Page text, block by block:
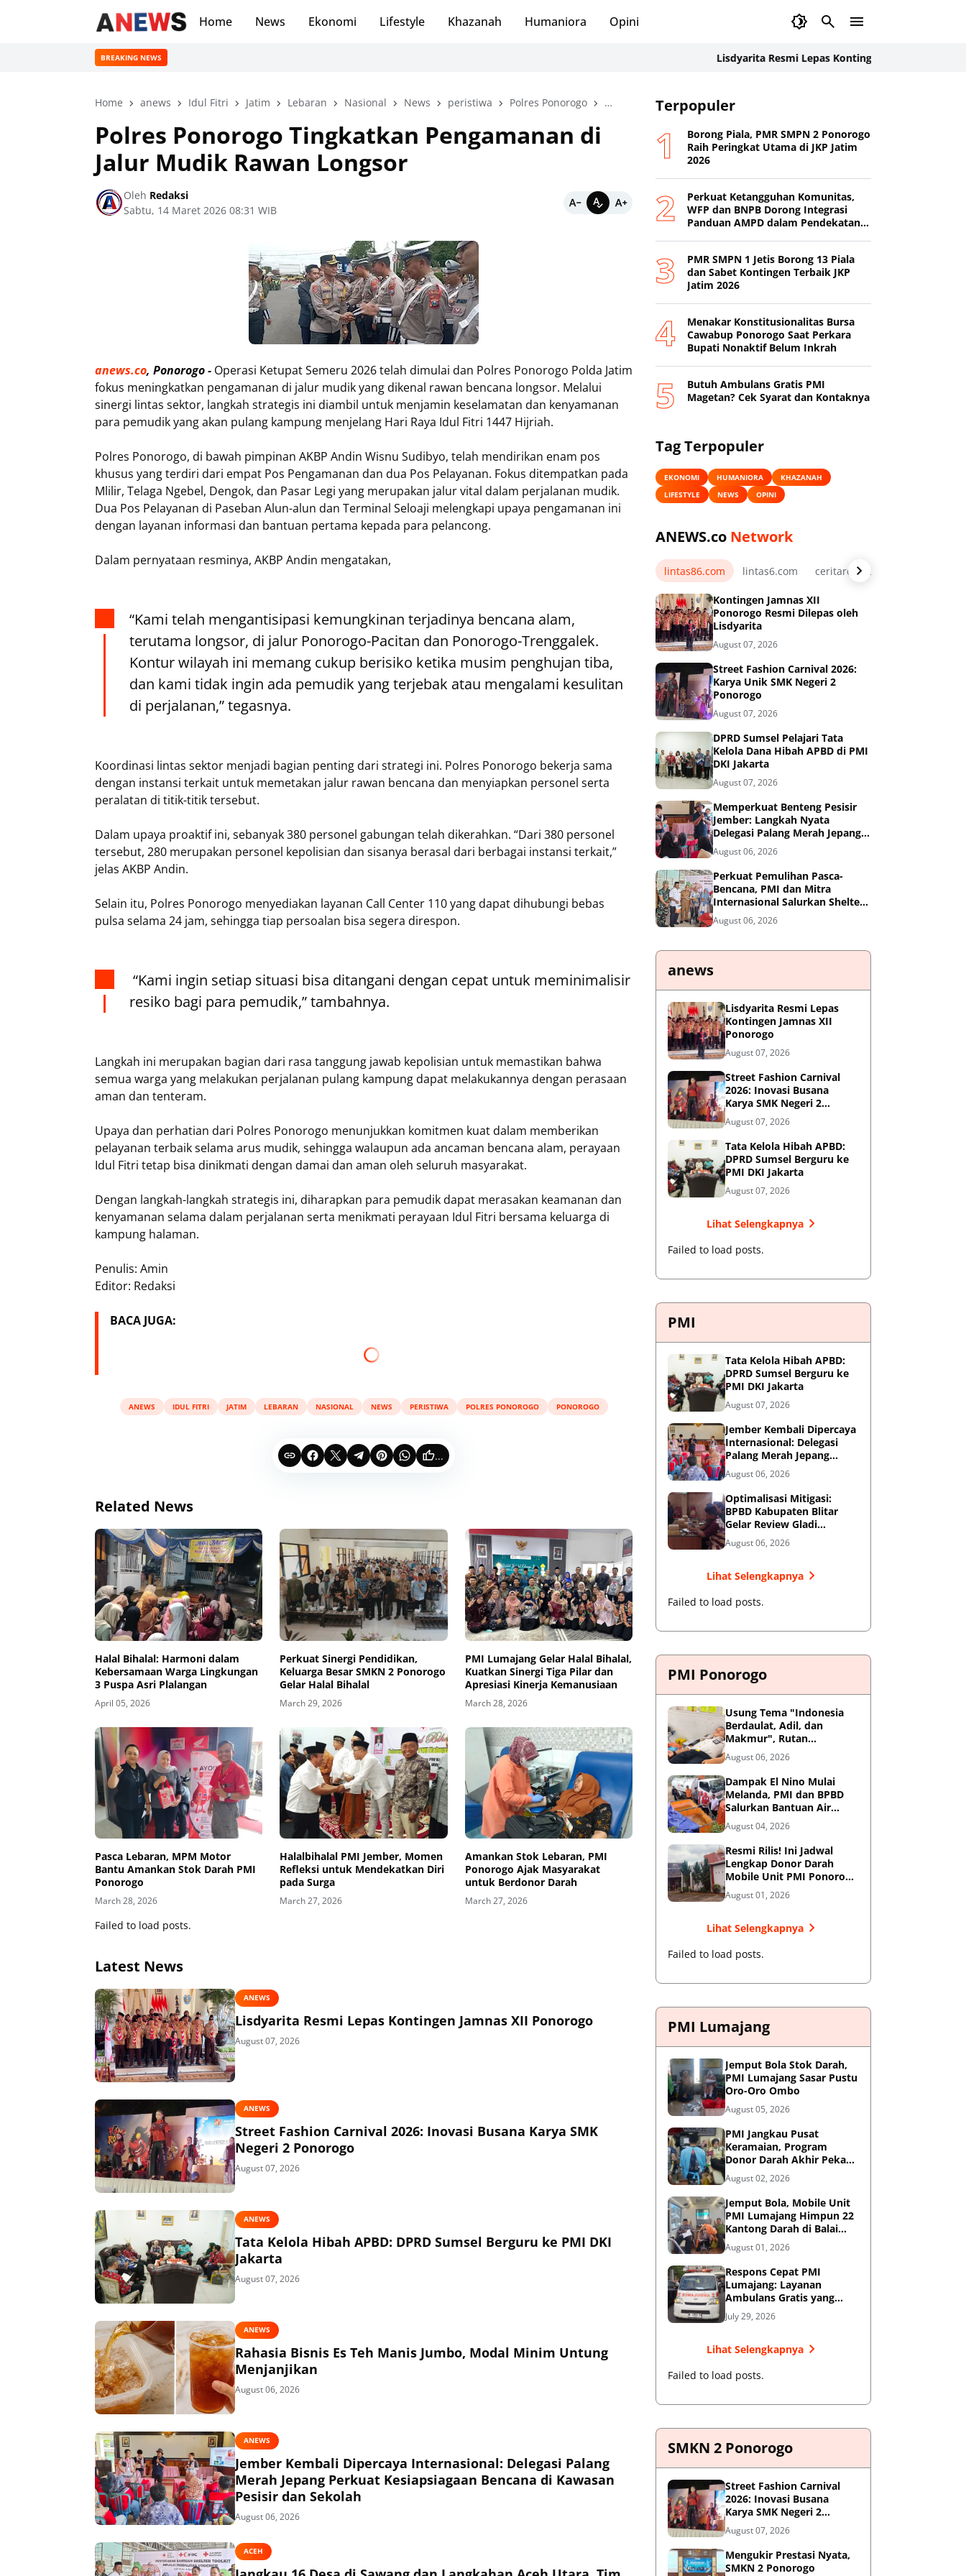
Home News Ekonomi Lifestyle Khazanah Humaniora Opini
BREAKING NEWS Lisdyarita Resmi Lepas Kontingen Jamnas XII Ponorogo
Home anews Idul Fitri Jatim Lebaran Nasional News peristiwa Polres Ponorogo Ponorogo
Polres Ponorogo Tingkatkan Pengamanan di
Jalur Mudik Rawan Longsor
Oleh Redaksi
Sabtu, 14 Maret 2026 08:31 WIB
anews.co, Ponorogo - Operasi Ketupat Semeru 2026 telah dimulai dan Polres Ponorogo Polda Jatim
fokus meningkatkan pengamanan di jalur mudik yang dikenal rawan bencana longsor. Melalui
sinergi lintas sektor, langkah strategis ini diambil untuk menjamin keselamatan dan kenyamanan
para pemudik yang akan pulang kampung menjelang Hari Raya Idul Fitri 1447 Hijriah.
Polres Ponorogo, di bawah pimpinan AKBP Andin Wisnu Sudibyo, telah mendirikan enam pos
khusus yang terdiri dari empat Pos Pengamanan dan dua Pos Pelayanan. Fokus ditempatkan pada
Mlilir, Telaga Ngebel, Dengok, dan Pasar Legi yang merupakan jalur vital dalam perjalanan mudik.
Dua Pos Pelayanan di Paseban Alun-alun dan Terminal Seloaji melengkapi upaya pengamanan ini
dengan layanan informasi dan bantuan pertama kepada para pelancong.
Dalam pernyataan resminya, AKBP Andin mengatakan,
“Kami telah mengantisipasi kemungkinan terjadinya bencana alam,
terutama longsor, di jalur Ponorogo-Pacitan dan Ponorogo-Trenggalek.
Kontur wilayah ini memang cukup berisiko ketika musim penghujan tiba,
dan kami tidak ingin ada pemudik yang terjebak atau mengalami kesulitan
di perjalanan,” tegasnya.
Koordinasi lintas sektor menjadi bagian penting dari strategi ini. Polres Ponorogo bekerja sama
dengan instansi terkait untuk memetakan jalur rawan bencana dan menyiapkan personel serta
peralatan di titik-titik tersebut.
Dalam upaya proaktif ini, sebanyak 380 personel gabungan telah dikerahkan. “Dari 380 personel
tersebut, 280 merupakan personel kepolisian dan sisanya berasal dari berbagai instansi terkait,”
jelas AKBP Andin.
Selain itu, Polres Ponorogo menyediakan layanan Call Center 110 yang dapat dihubungi bebas
pulsa selama 24 jam, sehingga tiap persoalan bisa segera direspon.
“Kami ingin setiap situasi bisa ditangani dengan cepat untuk meminimalisir
resiko bagi para pemudik,” tambahnya.
Langkah ini merupakan bagian dari rasa tanggung jawab kepolisian untuk memastikan bahwa
semua warga yang melakukan perjalanan pulang kampung dapat melakukannya dengan perasaan
aman dan tenteram.
Upaya dan perhatian dari Polres Ponorogo menunjukkan komitmen kuat dalam memberikan
pelayanan terbaik selama arus mudik, sehingga walaupun ada ancaman bencana alam, perayaan
Idul Fitri tetap bisa dinikmati dengan damai dan aman oleh seluruh masyarakat.
Dengan langkah-langkah strategis ini, diharapkan para pemudik dapat merasakan keamanan dan
kenyamanan selama dalam perjalanan serta menikmati perayaan Idul Fitri bersama keluarga di
kampung halaman.
Penulis: Amin
Editor: Redaksi
BACA JUGA:
ANEWS IDUL FITRI JATIM LEBARAN NASIONAL NEWS PERISTIWA POLRES PONOROGO PONOROGO
...
Related News
Halal Bihalal: Harmoni dalam
Kebersamaan Warga Lingkungan
3 Puspa Asri Plalangan
April 05, 2026
Perkuat Sinergi Pendidikan,
Keluarga Besar SMKN 2 Ponorogo
Gelar Halal Bihalal
March 29, 2026
PMI Lumajang Gelar Halal Bihalal,
Kuatkan Sinergi Tiga Pilar dan
Apresiasi Kinerja Kemanusiaan
March 28, 2026
Pasca Lebaran, MPM Motor
Bantu Amankan Stok Darah PMI
Ponorogo
March 28, 2026
Halalbihalal PMI Jember, Momen
Refleksi untuk Mendekatkan Diri
pada Surga
March 27, 2026
Amankan Stok Lebaran, PMI
Ponorogo Ajak Masyarakat
untuk Berdonor Darah
March 27, 2026
Failed to load posts.
Latest News
ANEWS
Lisdyarita Resmi Lepas Kontingen Jamnas XII Ponorogo
August 07, 2026
ANEWS
Street Fashion Carnival 2026: Inovasi Busana Karya SMK
Negeri 2 Ponorogo
August 07, 2026
ANEWS
Tata Kelola Hibah APBD: DPRD Sumsel Berguru ke PMI DKI
Jakarta
August 07, 2026
ANEWS
Rahasia Bisnis Es Teh Manis Jumbo, Modal Minim Untung
Menjanjikan
August 06, 2026
ANEWS
Jember Kembali Dipercaya Internasional: Delegasi Palang
Merah Jepang Perkuat Kesiapsiagaan Bencana di Kawasan
Pesisir dan Sekolah
August 06, 2026
ACEH
Terpopuler
Borong Piala, PMR SMPN 2 Ponorogo
Raih Peringkat Utama di JKP Jatim
2026
Perkuat Ketangguhan Komunitas,
WFP dan BNPB Dorong Integrasi
Panduan AMPD dalam Pendekatan
PMR SMPN 1 Jetis Borong 13 Piala
dan Sabet Kontingen Terbaik JKP
Jatim 2026
Menakar Konstitusionalitas Bursa
Cawabup Ponorogo Saat Perkara
Bupati Nonaktif Belum Inkrah
Butuh Ambulans Gratis PMI
Magetan? Cek Syarat dan Kontaknya
Tag Terpopuler
EKONOMI HUMANIORA
KHAZANAH
LIFESTYLE
NEWS OPINI
ANEWS.co Network
lintas86.com lintas6.com ceritarelawan.my.id
Kontingen Jamnas XII
Ponorogo Resmi Dilepas oleh
Lisdyarita
August 07, 2026
Street Fashion Carnival 2026:
Karya Unik SMK Negeri 2
Ponorogo
August 07, 2026
DPRD Sumsel Pelajari Tata
Kelola Dana Hibah APBD di PMI
DKI Jakarta
August 07, 2026
Memperkuat Benteng Pesisir
Jember: Langkah Nyata
Delegasi Palang Merah Jepang
Dampingi Relawan dan Sekolah
Tangguh Bencana
August 06, 2026
Perkuat Pemulihan Pasca-
Bencana, PMI dan Mitra
Internasional Salurkan Shelter
Toolkit untuk 1.200 Keluarga di
Aceh Utara
August 06, 2026
anews
Lisdyarita Resmi Lepas
Kontingen Jamnas XII
Ponorogo
August 07, 2026
Street Fashion Carnival
2026: Inovasi Busana
Karya SMK Negeri 2
Ponorogo
August 07, 2026
Tata Kelola Hibah APBD:
DPRD Sumsel Berguru ke
PMI DKI Jakarta
August 07, 2026
Lihat Selengkapnya
Failed to load posts.
PMI
Tata Kelola Hibah APBD:
DPRD Sumsel Berguru ke
PMI DKI Jakarta
August 07, 2026
Jember Kembali Dipercaya
Internasional: Delegasi
Palang Merah Jepang
Perkuat Kesiapsiagaan
Bencana di Kawasan
Pesisir dan Sekolah
August 06, 2026
Optimalisasi Mitigasi:
BPBD Kabupaten Blitar
Gelar Review Gladi
Kontinjensi Erupsi Gunung
Kelud
August 06, 2026
Lihat Selengkapnya
Failed to load posts.
PMI Ponorogo
Usung Tema "Indonesia
Berdaulat, Adil, dan
Makmur", Rutan
Ponorogo Gelar Donor
Darah Kemanusiaan
Sambut HUT RI ke-81
August 06, 2026
Dampak El Nino Mulai
Melanda, PMI dan BPBD
Salurkan Bantuan Air
Bersih ke Desa Terdampak
di Ponorogo
August 04, 2026
Resmi Rilis! Ini Jadwal
Lengkap Donor Darah
Mobile Unit PMI Ponorogo
Agustus 2026
August 01, 2026
Lihat Selengkapnya
Failed to load posts.
PMI Lumajang
Jemput Bola Stok Darah,
PMI Lumajang Sasar Pustu
Oro-Oro Ombo
August 05, 2026
PMI Jangkau Pusat
Keramaian, Program
Donor Darah Akhir Pekan
di GM Plaza Lumajang
Disambut Antusias
August 02, 2026
Jemput Bola, Mobile Unit
PMI Lumajang Himpun 22
Kantong Darah di Balai
Desa Jatirejo Kunir
August 01, 2026
Respons Cepat PMI
Lumajang: Layanan
Ambulans Gratis yang
Wajib Diketahui Warga
July 29, 2026
Lihat Selengkapnya
Failed to load posts.
SMKN 2 Ponorogo
Street Fashion Carnival
2026: Inovasi Busana
Karya SMK Negeri 2
Ponorogo
August 07, 2026
Mengukir Prestasi Nyata,
SMKN 2 Ponorogo